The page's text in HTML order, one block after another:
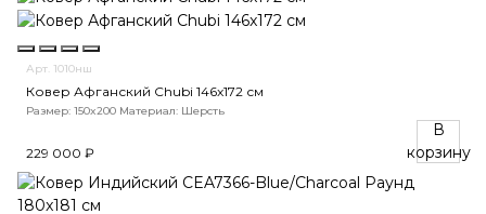
Арт. 1010нш
Ковер Афганский Chubi 146x172 см
Размер: 150x200 Материал: Шерсть
229 000 ₽
В
корзину